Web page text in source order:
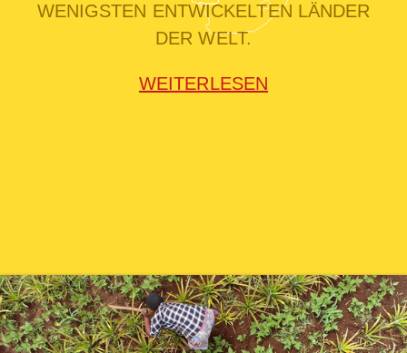
WENIGSTEN ENTWICKELTEN LÄNDER
DER WELT.
WEITERLESEN